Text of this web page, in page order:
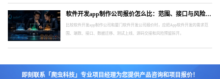
软件开发app制作公司报价怎么比：范围、接口与风险要分开
比较软件开发app制作公司和厦门软件开发公司报价时，应把App软件开发的需求范
围、端数、接口、数据迁移、测试上线、源码交接和风险预留拆开。
即刻联系「爬虫科技」专业项目经理为您提供产品咨询和项目报价！